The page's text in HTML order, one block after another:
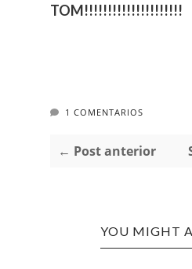
TOM!!!!!!!!!!!!!!!!!!!!!
1 COMENTARIOS
← Post anterior
YOU MIGHT